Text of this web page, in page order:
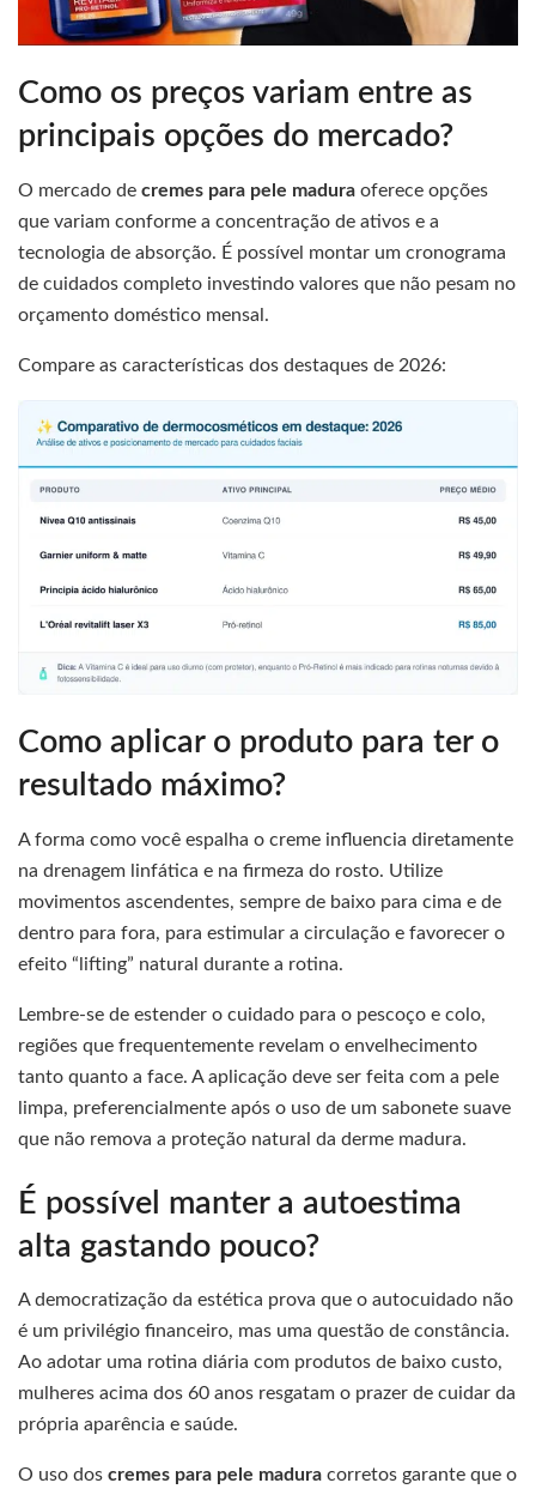
Como os preços variam entre as
principais opções do mercado?
O mercado de cremes para pele madura oferece opções
que variam conforme a concentração de ativos e a
tecnologia de absorção. É possível montar um cronograma
de cuidados completo investindo valores que não pesam no
orçamento doméstico mensal.
Compare as características dos destaques de 2026:
Como aplicar o produto para ter o
resultado máximo?
A forma como você espalha o creme influencia diretamente
na drenagem linfática e na firmeza do rosto. Utilize
movimentos ascendentes, sempre de baixo para cima e de
dentro para fora, para estimular a circulação e favorecer o
efeito “lifting” natural durante a rotina.
Lembre-se de estender o cuidado para o pescoço e colo,
regiões que frequentemente revelam o envelhecimento
tanto quanto a face. A aplicação deve ser feita com a pele
limpa, preferencialmente após o uso de um sabonete suave
que não remova a proteção natural da derme madura.
É possível manter a autoestima
alta gastando pouco?
A democratização da estética prova que o autocuidado não
é um privilégio financeiro, mas uma questão de constância.
Ao adotar uma rotina diária com produtos de baixo custo,
mulheres acima dos 60 anos resgatam o prazer de cuidar da
própria aparência e saúde.
O uso dos cremes para pele madura corretos garante que o